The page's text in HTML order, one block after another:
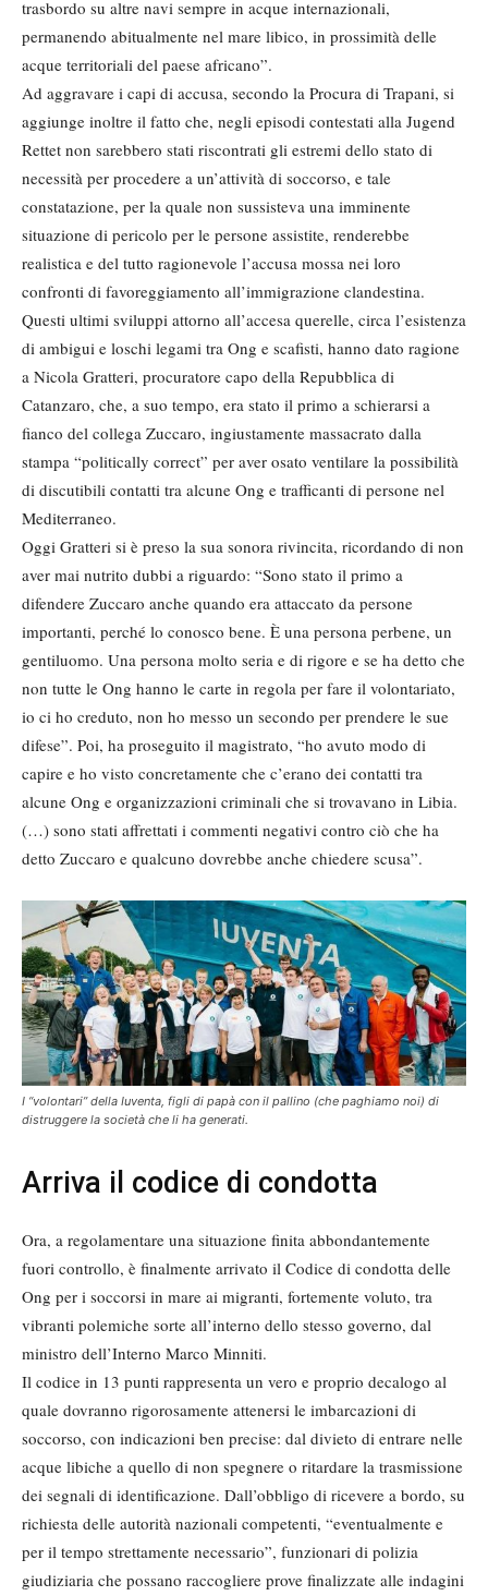
trasbordo su altre navi sempre in acque internazionali,
permanendo abitualmente nel mare libico, in prossimità delle
acque territoriali del paese africano”.
Ad aggravare i capi di accusa, secondo la Procura di Trapani, si
aggiunge inoltre il fatto che, negli episodi contestati alla Jugend
Rettet non sarebbero stati riscontrati gli estremi dello stato di
necessità per procedere a un’attività di soccorso, e tale
constatazione, per la quale non sussisteva una imminente
situazione di pericolo per le persone assistite, renderebbe
realistica e del tutto ragionevole l’accusa mossa nei loro
confronti di favoreggiamento all’immigrazione clandestina.
Questi ultimi sviluppi attorno all’accesa querelle, circa l’esistenza
di ambigui e loschi legami tra Ong e scafisti, hanno dato ragione
a Nicola Gratteri, procuratore capo della Repubblica di
Catanzaro, che, a suo tempo, era stato il primo a schierarsi a
fianco del collega Zuccaro, ingiustamente massacrato dalla
stampa “politically correct” per aver osato ventilare la possibilità
di discutibili contatti tra alcune Ong e trafficanti di persone nel
Mediterraneo.
Oggi Gratteri si è preso la sua sonora rivincita, ricordando di non
aver mai nutrito dubbi a riguardo: “Sono stato il primo a
difendere Zuccaro anche quando era attaccato da persone
importanti, perché lo conosco bene. È una persona perbene, un
gentiluomo. Una persona molto seria e di rigore e se ha detto che
non tutte le Ong hanno le carte in regola per fare il volontariato,
io ci ho creduto, non ho messo un secondo per prendere le sue
difese”. Poi, ha proseguito il magistrato, “ho avuto modo di
capire e ho visto concretamente che c’erano dei contatti tra
alcune Ong e organizzazioni criminali che si trovavano in Libia.
(…) sono stati affrettati i commenti negativi contro ciò che ha
detto Zuccaro e qualcuno dovrebbe anche chiedere scusa”.
I “volontari” della Iuventa, figli di papà con il pallino (che paghiamo noi) di
distruggere la società che li ha generati.
Arriva il codice di condotta
Ora, a regolamentare una situazione finita abbondantemente
fuori controllo, è finalmente arrivato il Codice di condotta delle
Ong per i soccorsi in mare ai migranti, fortemente voluto, tra
vibranti polemiche sorte all’interno dello stesso governo, dal
ministro dell’Interno Marco Minniti.
Il codice in 13 punti rappresenta un vero e proprio decalogo al
quale dovranno rigorosamente attenersi le imbarcazioni di
soccorso, con indicazioni ben precise: dal divieto di entrare nelle
acque libiche a quello di non spegnere o ritardare la trasmissione
dei segnali di identificazione. Dall’obbligo di ricevere a bordo, su
richiesta delle autorità nazionali competenti, “eventualmente e
per il tempo strettamente necessario”, funzionari di polizia
giudiziaria che possano raccogliere prove finalizzate alle indagini